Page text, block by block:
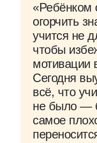
«Ребёнком
огорчить
учится не
чтобы
мотивации
Сегодня
всё, что
не было —
самое